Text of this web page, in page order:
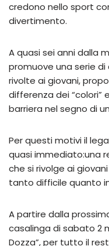
credono nello sport
divertimento.
A quasi sei anni dalla
promuove una serie
rivolte ai giovani,
differenza dei
barriera nel segno di
Per questi motivi il
quasi immediato:una
che si rivolge ai
tanto difficile quanto
A partire dalla
casalinga di sabato 2
Dozza”, per tutto il